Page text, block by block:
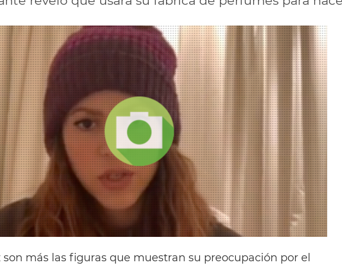
son más las figuras que muestran su preocupación por el